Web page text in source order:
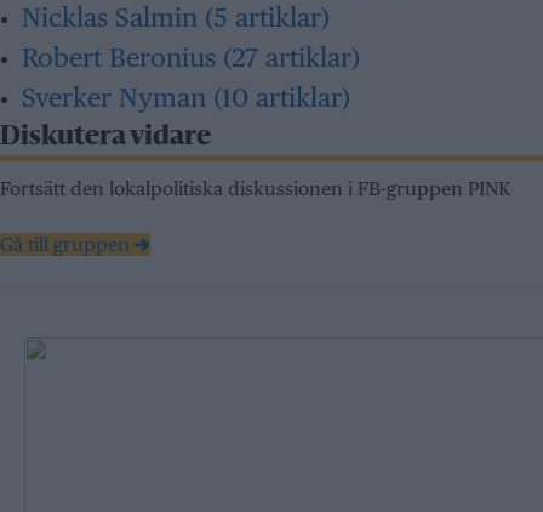
Nicklas Salmin (5 artiklar)
Robert Beronius (27 artiklar)
Sverker Nyman (10 artiklar)
Diskutera vidare
Fortsätt den lokalpolitiska diskussionen i FB-gruppen PINK
Gå till gruppen →